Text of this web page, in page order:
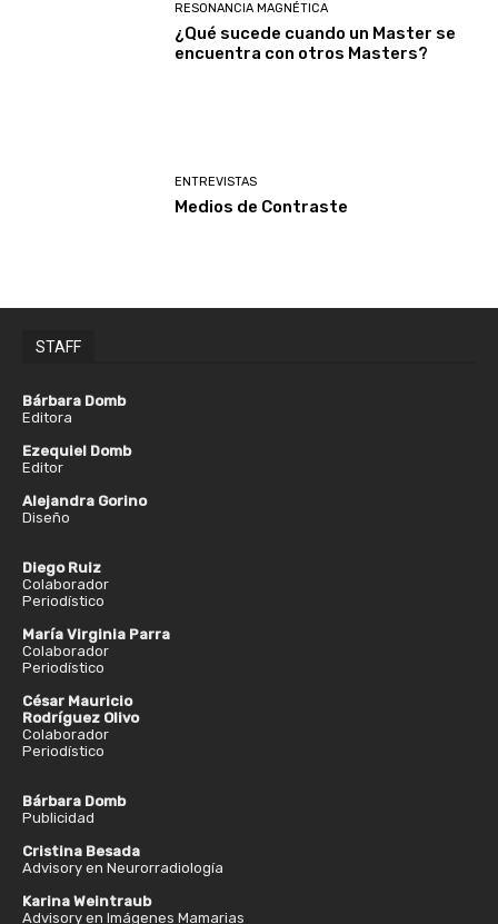
RESONANCIA MAGNÉTICA
¿Qué sucede cuando un Master se
encuentra con otros Masters?
ENTREVISTAS
Medios de Contraste
STAFF
Bárbara Domb
Editora
Ezequiel Domb
Editor
Alejandra Gorino
Diseño
Diego Ruiz
Colaborador
Periodístico
María Virginia Parra
Colaborador
Periodístico
César Mauricio
Rodríguez Olivo
Colaborador
Periodístico
Bárbara Domb
Publicidad
Cristina Besada
Advisory en Neurorradiología
Karina Weintraub
Advisory en Imágenes Mamarias